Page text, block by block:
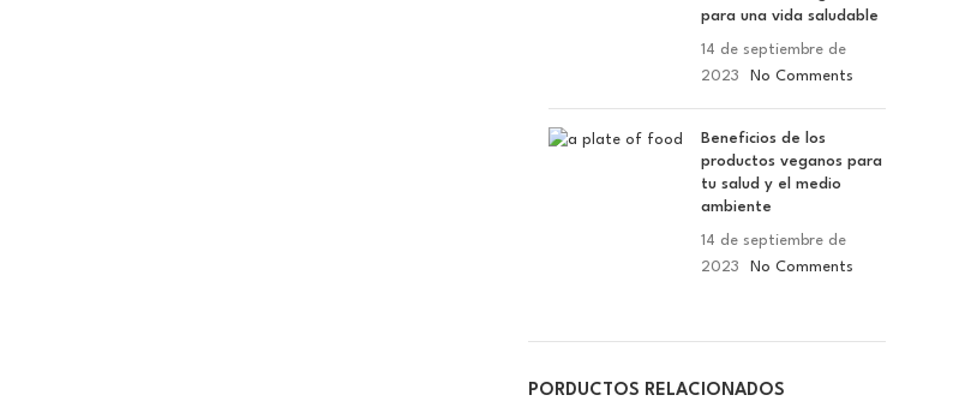
para una vida saludable
14 de septiembre de
2023
No Comments
Beneficios de los
productos veganos para
tu salud y el medio
ambiente
14 de septiembre de
2023
No Comments
PORDUCTOS RELACIONADOS